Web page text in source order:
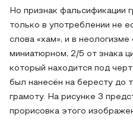
Но признак
только в употреблении не
слова «хам», и в неологизме
миниатюрном, 2/5 от знака
который находится под
был нанесён на бересту до
грамоту. На рисунке 3
прорисовка этого